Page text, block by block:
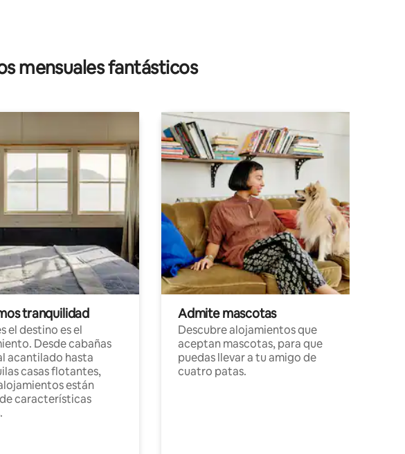
mensuales fantásticos
tranquilidad
el destino es el
Desde cabañas
acantilado hasta
casas flotantes,
están
características
Admite mascotas
Descubre alojamientos que
aceptan mascotas, para que
puedas llevar a tu amigo de
cuatro patas.